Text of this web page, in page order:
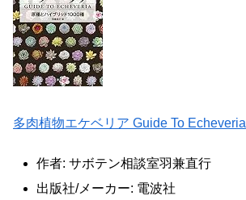
多肉植物エケベリア Guide To Echeveria
作者: サボテン相談室羽兼直行
出版社/メーカー: 電波社